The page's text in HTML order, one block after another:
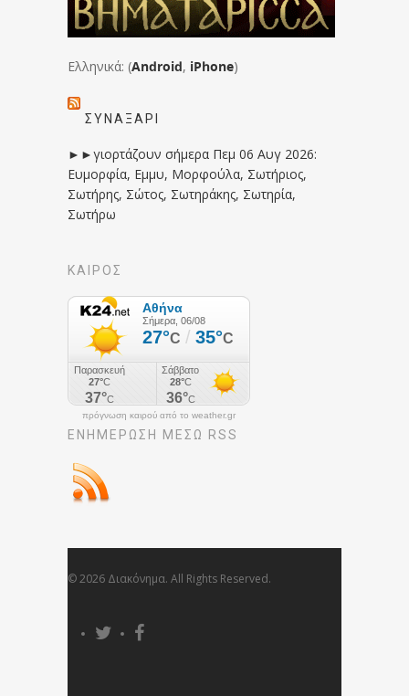
Ελληνικά: (Android, iPhone)
ΣΥΝΑΞΆΡΙ
►►γιορτάζουν σήμερα Πεμ 06 Αυγ 2026:
Ευμορφία, Εμμυ, Μορφούλα, Σωτήριος,
Σωτήρης, Σώτος, Σωτηράκης, Σωτηρία,
Σωτήρω
ΚΑΙΡΟΣ
πρόγνωση καιρού από το weather.gr
ΕΝΗΜΈΡΩΣΉ ΜΕΣΩ RSS
© 2026 Διακόνημα. All Rights Reserved.